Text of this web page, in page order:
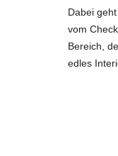
Dabei
vom
Bereich,
edles